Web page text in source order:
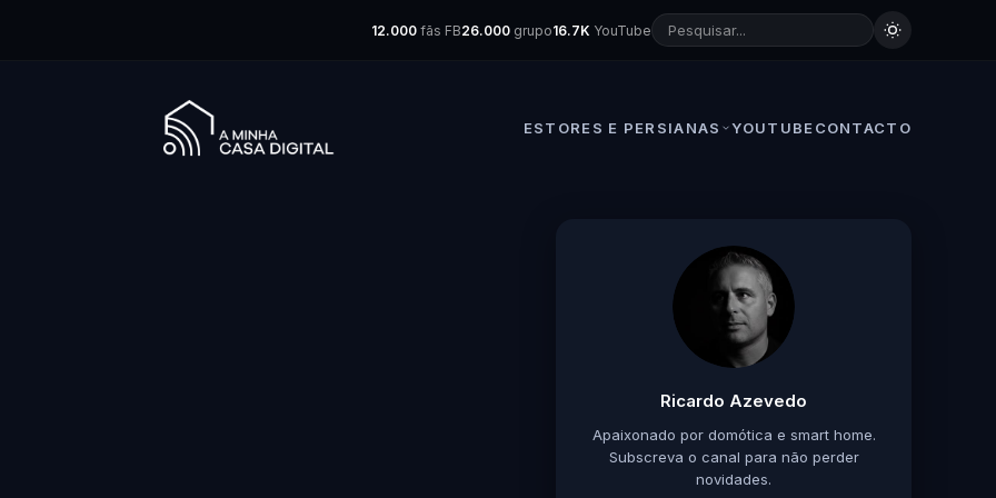
12.000 fãs FB26.000 grupo16.7K YouTube
ESTORES E PERSIANAS YOUTUBE CONTACTO
Ricardo Azevedo
Apaixonado por domótica e smart home.
Subscreva o canal para não perder
novidades.